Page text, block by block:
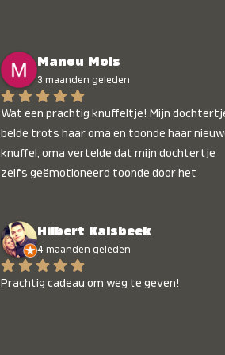
Manou Mols
3 maanden geleden
Wat een prachtig knuffeltje! Mijn
belde trots haar oma en toonde haar
knuffel, oma vertelde dat mijn dochtertje
zelfs geëmotioneerd toonde door het
Hilbert Kalsbeek
4 maanden geleden
Prachtig cadeau om weg te geven!